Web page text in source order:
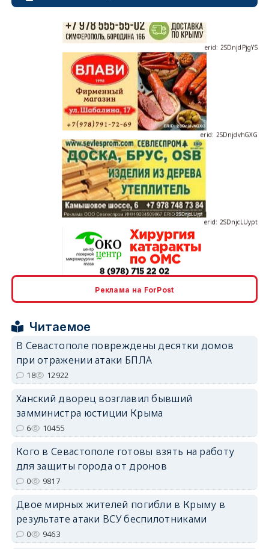
erid: 2SDnjdvhGXG
erid: 2SDnjcrDNw6
erid: 2SDnjdvhGXG
Реклама на ForPost
Читаемое
В Севастополе повреждены десятки домов
при отражении атаки БПЛА
18 12922
Ханский дворец возглавил бывший
замминистра юстиции Крыма
6 10455
Кого в Севастополе готовы взять на работу
для защиты города от дронов
0 9817
Двое мирных жителей погибли в Крыму в
результате атаки ВСУ беспилотниками
0 9463